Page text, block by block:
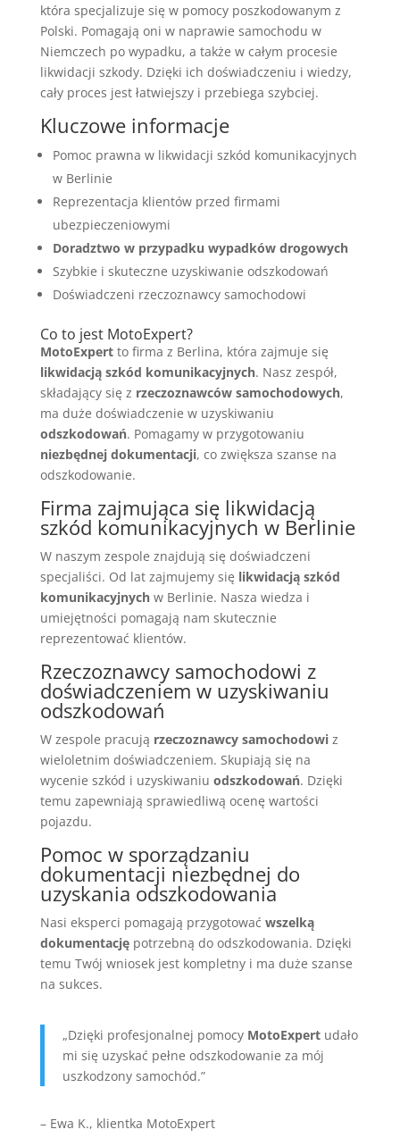
która specjalizuje się w pomocy poszkodowanym z
Polski. Pomagają oni w naprawie samochodu w
Niemczech po wypadku, a także w całym procesie
likwidacji szkody. Dzięki ich doświadczeniu i wiedzy,
cały proces jest łatwiejszy i przebiega szybciej.
Kluczowe informacje
Pomoc prawna w likwidacji szkód komunikacyjnych
w Berlinie
Reprezentacja klientów przed firmami
ubezpieczeniowymi
Doradztwo w przypadku wypadków drogowych
Szybkie i skuteczne uzyskiwanie odszkodowań
Doświadczeni rzeczoznawcy samochodowi
Co to jest MotoExpert?
MotoExpertto firma z Berlina, która zajmuje się
likwidacją szkód komunikacyjnych. Nasz zespół,
składający się z rzeczoznawców samochodowych,
ma duże doświadczenie w uzyskiwaniu
odszkodowań. Pomagamy w przygotowaniu
niezbędnej dokumentacji, co zwiększa szanse na
odszkodowanie.
Firma zajmująca się likwidacją
szkód komunikacyjnych w Berlinie
W naszym zespole znajdują się doświadczeni
specjaliści. Od lat zajmujemy się likwidacją szkód
komunikacyjnychw Berlinie. Nasza wiedza i
umiejętności pomagają nam skutecznie
reprezentować klientów.
Rzeczoznawcy samochodowi z
doświadczeniem w uzyskiwaniu
odszkodowań
W zespole pracują rzeczoznawcy samochodowiz
wieloletnim doświadczeniem. Skupiają się na
wycenie szkód i uzyskiwaniu odszkodowań. Dzięki
temu zapewniają sprawiedliwą ocenę wartości
pojazdu.
Pomoc w sporządzaniu
dokumentacji niezbędnej do
uzyskania odszkodowania
Nasi eksperci pomagają przygotować wszelką
dokumentacjępotrzebną do odszkodowania. Dzięki
temu Twój wniosek jest kompletny i ma duże szanse
na sukces.
„Dzięki profesjonalnej pomocy MotoExpertudało
mi się uzyskać pełne odszkodowanie za mój
uszkodzony samochód.”
– Ewa K., klientka MotoExpert